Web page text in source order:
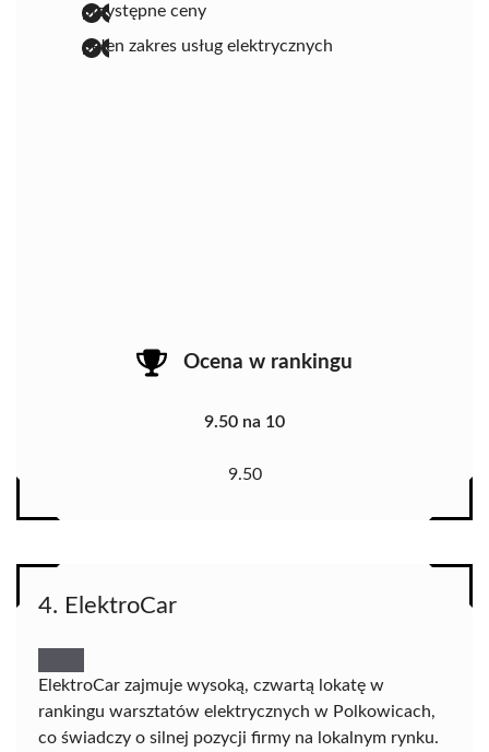
przystępne ceny
pełen zakres usług elektrycznych
Ocena w rankingu
9.50 na 10
9.50
4. ElektroCar
ElektroCar zajmuje wysoką, czwartą lokatę w
rankingu warsztatów elektrycznych w Polkowicach,
co świadczy o silnej pozycji firmy na lokalnym rynku.